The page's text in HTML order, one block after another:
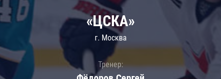
«ЦСКА»
г. Москва
Тренер: